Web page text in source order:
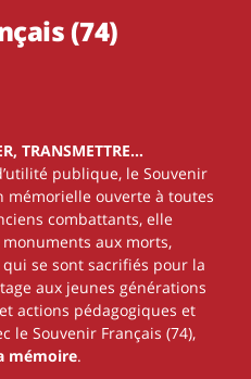
(74)
TRANSMETTRE…
publique, le Souvenir
mémorielle ouverte à toutes
combattants, elle
aux morts,
se sont sacrifiés pour la
aux jeunes générations
actions pédagogiques et
le Souvenir Français (74),
mémoire.